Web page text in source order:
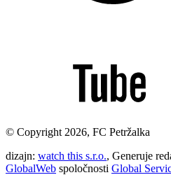
© Copyright 2026, FC Petržalka
dizajn: watch this s.r.o., Generuje
GlobalWeb spoločnosti Global